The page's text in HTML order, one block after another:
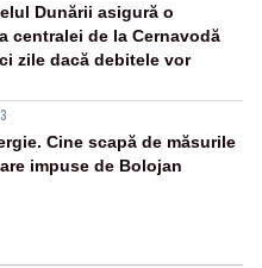
Dunării asigură o
centralei de la Cernavodă
zile dacă debitele vor
Cine scapă de măsurile
impuse de Bolojan